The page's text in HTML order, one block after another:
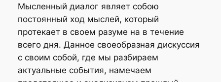
Мысленный диалог являет собою
постоянный ход мыслей, который
протекает в своем разуме на в течение
всего дня. Данное своеобразная дискуссия
с своим собой, где мы разбираем
актуальные события, намечаем